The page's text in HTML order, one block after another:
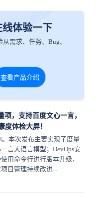
体验一下
需求、任务、Bug、
查看产品介绍
，支持百度文心一言，
度体检大屏！
本次发布主要实现了度量
言大语言模型；DevOps安
用命令行进行版本升级，
目管理持续改进...